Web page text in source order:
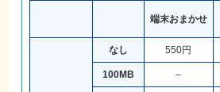
端末おまかせ
なし 550円
100MB –